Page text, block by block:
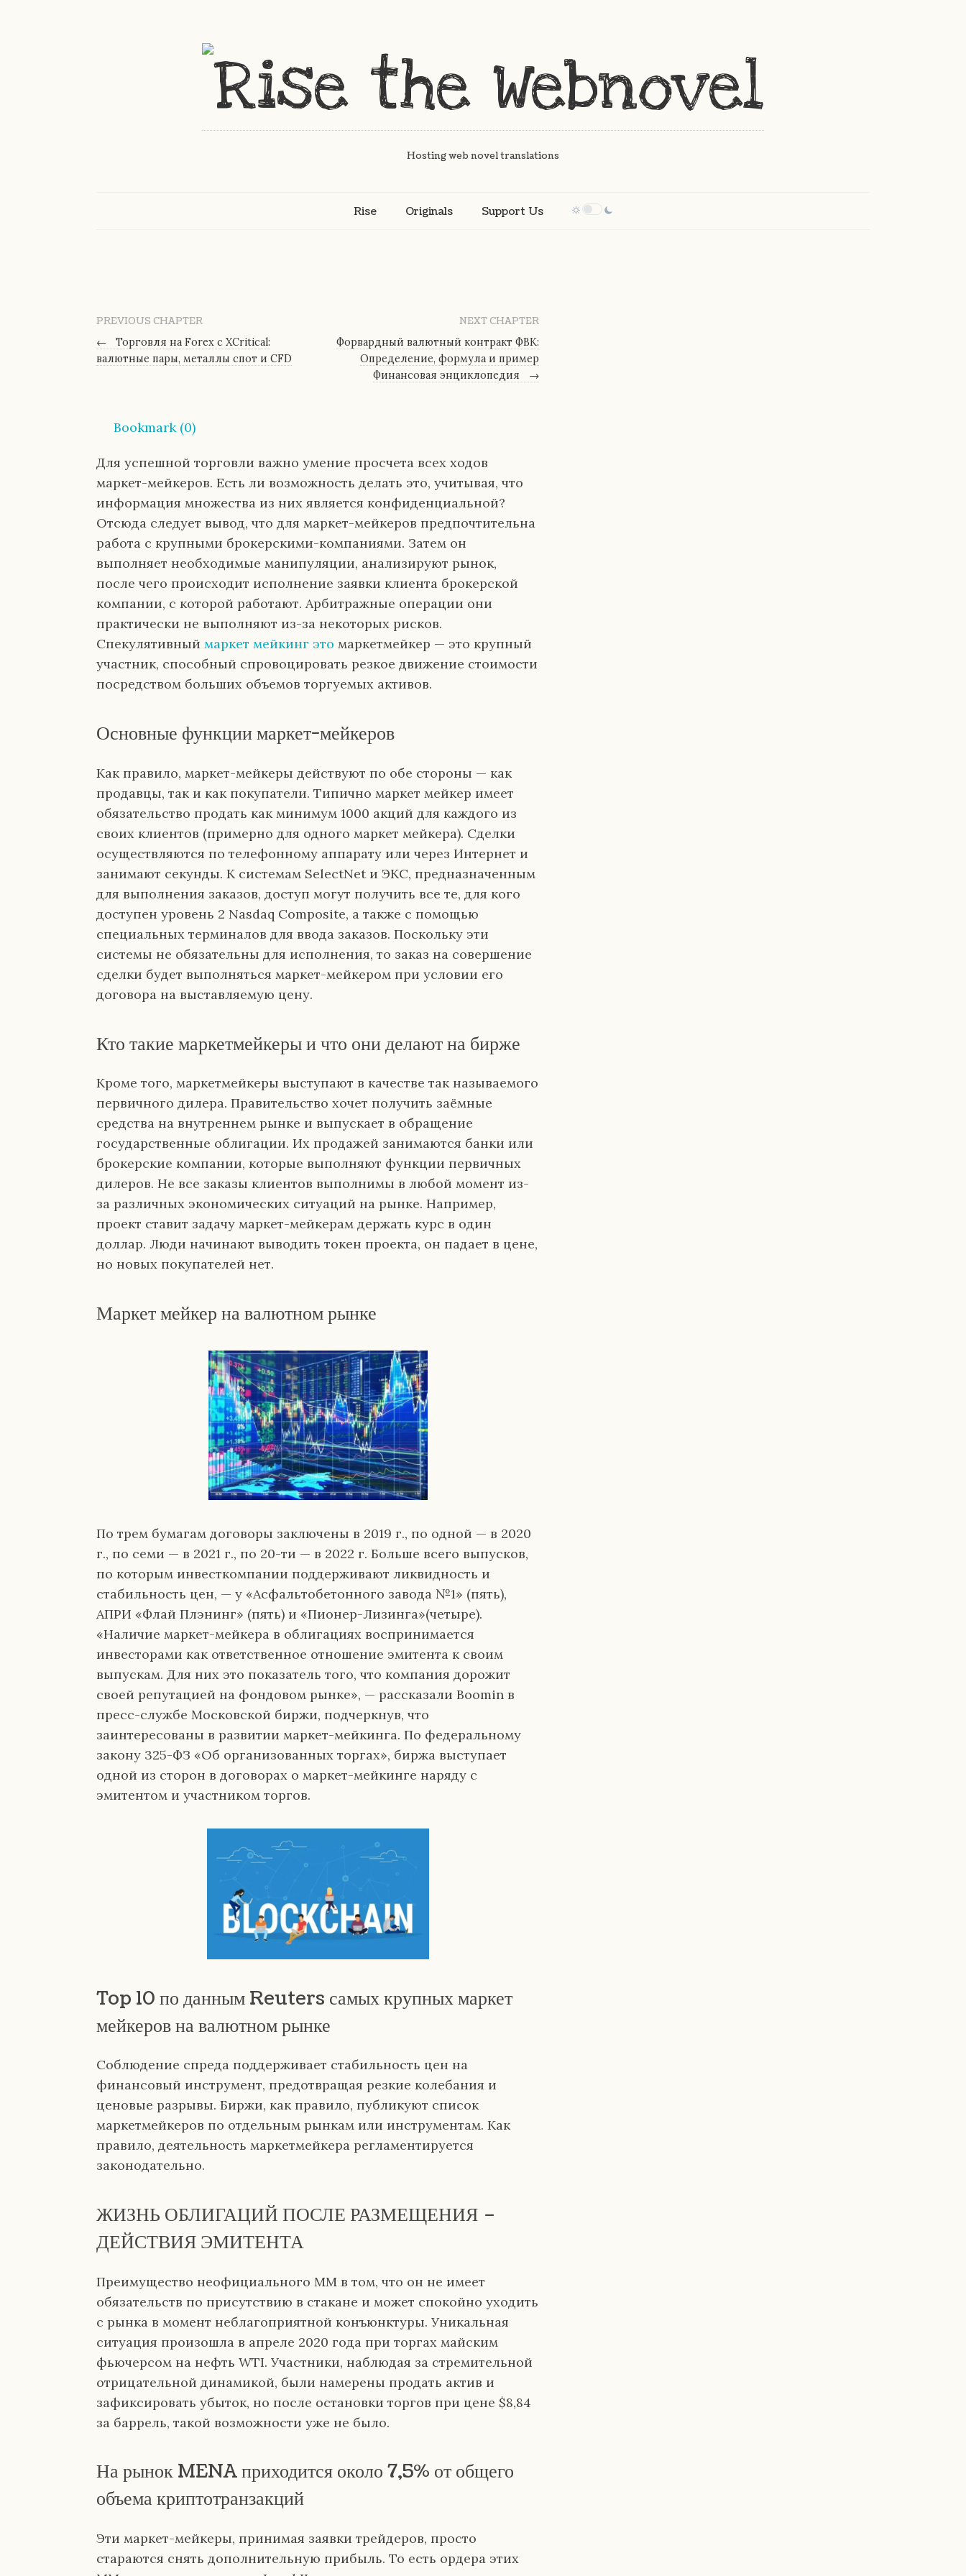
Hosting web novel translations
Rise Originals Support Us
PREVIOUS CHAPTER
←
Торговля на Forex с XCritical:
валютные пары, металлы спот и CFD
NEXT CHAPTER
Форвардный валютный контракт ФВК:
Определение, формула и пример
Финансовая энциклопедия
→
Bookmark (0)
Для успешной торговли важно умение просчета всех ходов
маркет-мейкеров. Есть ли возможность делать это, учитывая, что
информация множества из них является конфиденциальной?
Отсюда следует вывод, что для маркет-мейкеров предпочтительна
работа с крупными брокерскими-компаниями. Затем он
выполняет необходимые манипуляции, анализируют рынок,
после чего происходит исполнение заявки клиента брокерской
компании, с которой работают. Арбитражные операции они
практически не выполняют из-за некоторых рисков.
Спекулятивныймаркет мейкинг это маркетмейкер — это крупный
участник, способный спровоцировать резкое движение стоимости
посредством больших объемов торгуемых активов.
Основные функции маркет-мейкеров
Как правило, маркет-мейкеры действуют по обе стороны — как
продавцы, так и как покупатели. Типично маркет мейкер имеет
обязательство продать как минимум 1000 акций для каждого из
своих клиентов (примерно для одного маркет мейкера). Сделки
осуществляются по телефонному аппарату или через Интернет и
занимают секунды. К системам SelectNet и ЭКС, предназначенным
для выполнения заказов, доступ могут получить все те, для кого
доступен уровень 2 Nasdaq Composite, а также с помощью
специальных терминалов для ввода заказов. Поскольку эти
системы не обязательны для исполнения, то заказ на совершение
сделки будет выполняться маркет-мейкером при условии его
договора на выставляемую цену.
Кто такие маркетмейкеры и что они делают на бирже
Кроме того, маркетмейкеры выступают в качестве так называемого
первичного дилера. Правительство хочет получить заёмные
средства на внутреннем рынке и выпускает в обращение
государственные облигации. Их продажей занимаются банки или
брокерские компании, которые выполняют функции первичных
дилеров. Не все заказы клиентов выполнимы в любой момент из-
за различных экономических ситуаций на рынке. Например,
проект ставит задачу маркет-мейкерам держать курс в один
доллар. Люди начинают выводить токен проекта, он падает в цене,
но новых покупателей нет.
Маркет мейкер на валютном рынке
По трем бумагам договоры заключены в 2019 г., по одной — в 2020
г., по семи — в 2021 г., по 20-ти — в 2022 г. Больше всего выпусков,
по которым инвесткомпании поддерживают ликвидность и
стабильность цен, — у «Асфальтобетонного завода №1» (пять),
АПРИ «Флай Плэнинг» (пять) и «Пионер-Лизинга»(четыре).
«Наличие маркет-мейкера в облигациях воспринимается
инвесторами как ответственное отношение эмитента к своим
выпускам. Для них это показатель того, что компания дорожит
своей репутацией на фондовом рынке», — рассказали Boomin в
пресс-службе Московской биржи, подчеркнув, что
заинтересованы в развитии маркет-мейкинга. По федеральному
закону 325-ФЗ «Об организованных торгах», биржа выступает
одной из сторон в договорах о маркет-мейкинге наряду с
эмитентом и участником торгов.
Top 10 по данным Reuters самых крупных маркет
мейкеров на валютном рынке
Соблюдение спреда поддерживает стабильность цен на
финансовый инструмент, предотвращая резкие колебания и
ценовые разрывы. Биржи, как правило, публикуют список
маркетмейкеров по отдельным рынкам или инструментам. Как
правило, деятельность маркетмейкера регламентируется
законодательно.
ЖИЗНЬ ОБЛИГАЦИЙ ПОСЛЕ РАЗМЕЩЕНИЯ –
ДЕЙСТВИЯ ЭМИТЕНТА
Преимущество неофициального ММ в том, что он не имеет
обязательств по присутствию в стакане и может спокойно уходить
с рынка в момент неблагоприятной конъюнктуры. Уникальная
ситуация произошла в апреле 2020 года при торгах майским
фьючерсом на нефть WTI. Участники, наблюдая за стремительной
отрицательной динамикой, были намерены продать актив и
зафиксировать убыток, но после остановки торгов при цене $8,84
за баррель, такой возможности уже не было.
На рынок MENA приходится около 7,5% от общего
объема криптотранзакций
Эти маркет-мейкеры, принимая заявки трейдеров, просто
стараются снять дополнительную прибыль. То есть ордера этих